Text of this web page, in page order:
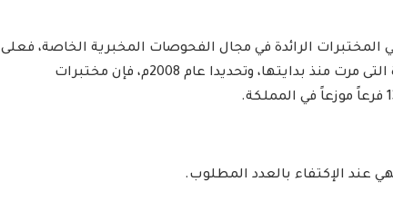
المختبرات الرائدة في مجال الفحوصات المخبرية الخاصة، فعلى
الرغم من الفترة القصيرة التى مرت منذ بدايتها، وتحديدا عام 2008م، فإن مختبرات
عند الإكتفاء بالعدد المطلوب.